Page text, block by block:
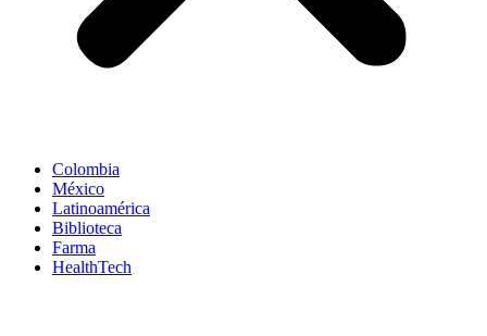
Colombia
México
Latinoamérica
Biblioteca
Farma
HealthTech